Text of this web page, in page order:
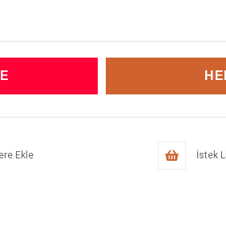
Ekle İstek